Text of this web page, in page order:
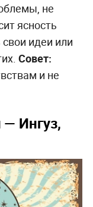
не
ясность
идеи или
Совет:
и не
Ингуз,